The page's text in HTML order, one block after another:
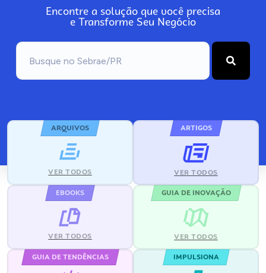
Encontre a solução que você precisa
e Transforme Seu Negócio
ARQUIVOS
VER TODOS
ARTIGOS
VER TODOS
EBOOKS
VER TODOS
GUIA DE INOVAÇÃO
VER TODOS
GUIA DE TENDÊNCIAS IMPULSIONA